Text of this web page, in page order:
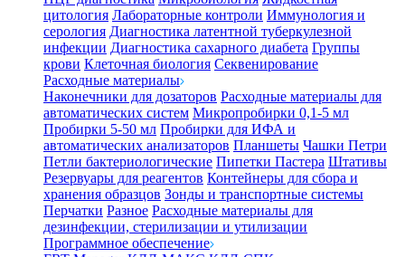
цитология Лабораторные контроли Иммунология и
серология Диагностика латентной туберкулезной
инфекции Диагностика сахарного диабета Группы
крови Клеточная биология Секвенирование
Расходные материалы
Наконечники для дозаторов Расходные материалы для
автоматических систем Микропробирки 0,1-5 мл
Пробирки 5-50 мл Пробирки для ИФА и
автоматических анализаторов Планшеты Чашки Петри
Петли бактериологические Пипетки Пастера Штативы
Резервуары для реагентов Контейнеры для сбора и
хранения образцов Зонды и транспортные системы
Перчатки Разное Расходные материалы для
дезинфекции, стерилизации и утилизации
Программное обеспечение